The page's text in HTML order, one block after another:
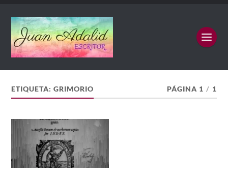
ETIQUETA:GRIMORIO PÁGINA 1 / 1